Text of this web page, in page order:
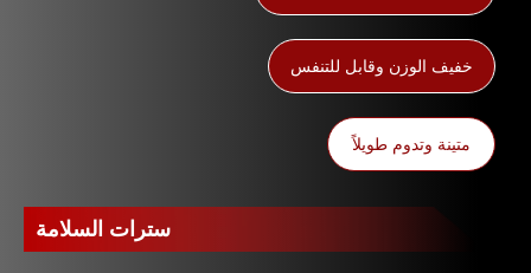
خفيف الوزن وقابل للتنفس
متينة وتدوم طويلاً
سترات السلامة